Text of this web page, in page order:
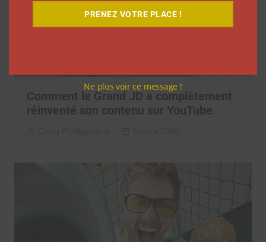
Comment le Grand JD a complètement
réinventé son contenu sur YouTube
PRENEZ VOTRE PLACE !
Ne plus voir ce message !